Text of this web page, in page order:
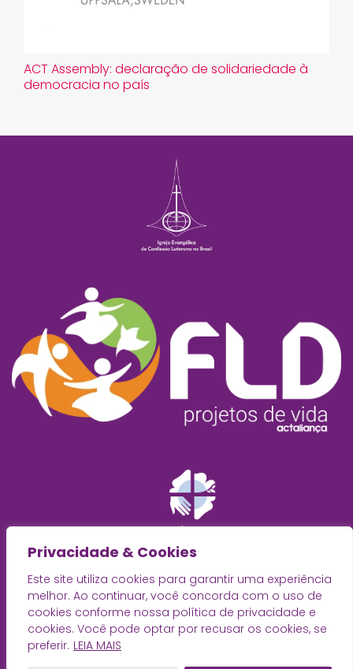
Privacidade & Cookies
Este site utiliza cookies para garantir uma experiência
melhor. Ao continuar, você concorda com o uso de
cookies conforme nossa política de privacidade e
cookies. Você pode optar por recusar os cookies, se
preferir. LEIA MAIS
ACT Assembly: declaração de solidariedade à
democracia no país